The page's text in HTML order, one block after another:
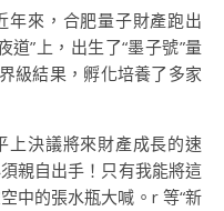
年來，合肥量子財產跑出
道”上，出生了“墨子號”量
級結果，孵化培養了多家
上決議將來財產成長的速
親自出手！只有我能將這
中的張水瓶大喊。r 等“新